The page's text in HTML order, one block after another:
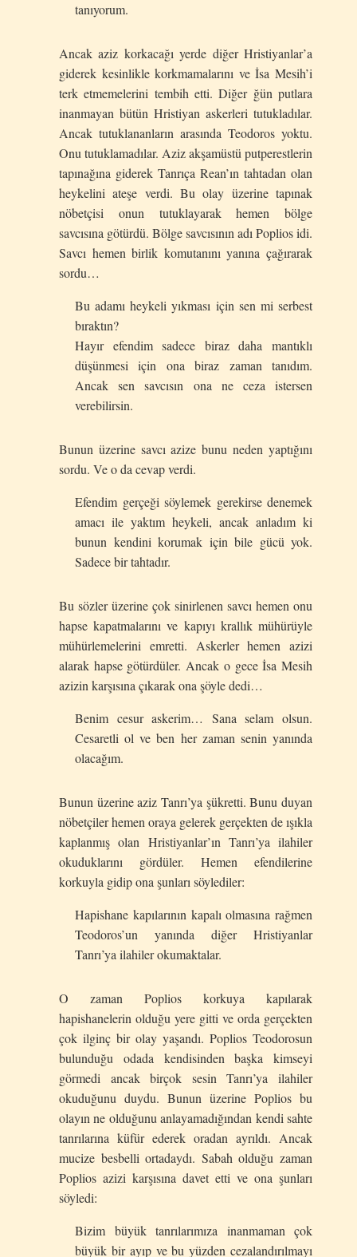
tanıyorum.
Ancak aziz korkacağı yerde diğer Hristiyanlar’a
giderek kesinlikle korkmamalarını ve İsa Mesih’i
terk etmemelerini tembih etti. Diğer ğün putlara
inanmayan bütün Hristiyan askerleri tutukladılar.
Ancak tutuklananların arasında Teodoros yoktu.
Onu tutuklamadılar. Aziz akşamüstü putperestlerin
tapınağına giderek Tanrıça Rean’ın tahtadan olan
heykelini ateşe verdi. Bu olay üzerine tapınak
nöbetçisi onun tutuklayarak hemen bölge
savcısına götürdü. Bölge savcısının adı Poplios idi.
Savcı hemen birlik komutanını yanına çağırarak
sordu…
Bu adamı heykeli yıkması için sen mi serbest
bıraktın?
Hayır efendim sadece biraz daha mantıklı
düşünmesi için ona biraz zaman tanıdım.
Ancak sen savcısın ona ne ceza istersen
verebilirsin.
Bunun üzerine savcı azize bunu neden yaptığını
sordu. Ve o da cevap verdi.
Efendim gerçeği söylemek gerekirse denemek
amacı ile yaktım heykeli, ancak anladım ki
bunun kendini korumak için bile gücü yok.
Sadece bir tahtadır.
Bu sözler üzerine çok sinirlenen savcı hemen onu
hapse kapatmalarını ve kapıyı krallık mühürüyle
mühürlemelerini emretti. Askerler hemen azizi
alarak hapse götürdüler. Ancak o gece İsa Mesih
azizin karşısına çıkarak ona şöyle dedi…
Benim cesur askerim… Sana selam olsun.
Cesaretli ol ve ben her zaman senin yanında
olacağım.
Bunun üzerine aziz Tanrı’ya şükretti. Bunu duyan
nöbetçiler hemen oraya gelerek gerçekten de ışıkla
kaplanmış olan Hristiyanlar’ın Tanrı’ya ilahiler
okuduklarını gördüler. Hemen efendilerine
korkuyla gidip ona şunları söylediler:
Hapishane kapılarının kapalı olmasına rağmen
Teodoros’un yanında diğer Hristiyanlar
Tanrı’ya ilahiler okumaktalar.
O zaman Poplios korkuya kapılarak
hapishanelerin olduğu yere gitti ve orda gerçekten
çok ilginç bir olay yaşandı. Poplios Teodorosun
bulunduğu odada kendisinden başka kimseyi
görmedi ancak birçok sesin Tanrı’ya ilahiler
okuduğunu duydu. Bunun üzerine Poplios bu
olayın ne olduğunu anlayamadığından kendi sahte
tanrılarına küfür ederek oradan ayrıldı. Ancak
mucize besbelli ortadaydı. Sabah olduğu zaman
Poplios azizi karşısına davet etti ve ona şunları
söyledi:
Bizim büyük tanrılarımıza inanmaman çok
büyük bir ayıp ve bu yüzden cezalandırılmayı